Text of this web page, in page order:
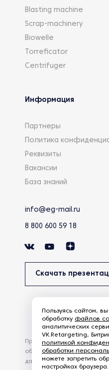
Blasting machine
Scrap-machinery
Biowelle
Torreficator
Centrifuger
Информация
Партнеры
Политика
Реквизиты
Вакансии
База знаний
info@eg-mail.ru
8 800 600 59 18
Скачать
Продолжая использовать
обработку файлов Cookies
данных, в соответствии с
Пользуясь сайтом,
обработку файлов
аналитических
VK.Retargeting,
политикой
обработки
можете запретить
настройках браузера.